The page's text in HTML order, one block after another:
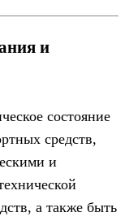
и
состояние
средств,
и
а также быть